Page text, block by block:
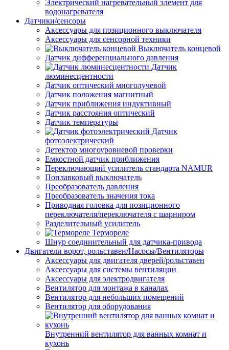
Электрический нагревательный элемент для
водонагревателя
Датчики/сенсоры
Аксессуары для позиционного выключателя
Аксессуары для сенсорной техники
Выключатель концевой
Датчик дифференциального давления
Датчик
люминесцентности
Датчик оптический многолучевой
Датчик положения магнитный
Датчик приближения индуктивный
Датчик расстояния оптический
Датчик температуры
Датчик
фотоэлектрический
Детектор многоуровневой проверки
Емкостной датчик приближения
Переключающий усилитель стандарта NAMUR
Поплавковый выключатель
Преобразователь давления
Преобразователь значения тока
Приводная головка для позиционного
переключателя/переключателя с шарниром
Разделительный усилитель
Термореле
Шнур соединительный для датчика-привода
Двигатели ворот, рольставен/Насосы/Вентиляторы
Аксессуары для двигателя дверей/рольставен
Аксессуары для системы вентиляции
Аксессуары для электродвигателя
Вентилятор для монтажа в каналах
Вентилятор для небольших помещений
Вентилятор для оборудования
Внутренний вентилятор для ванных комнат и
кухонь